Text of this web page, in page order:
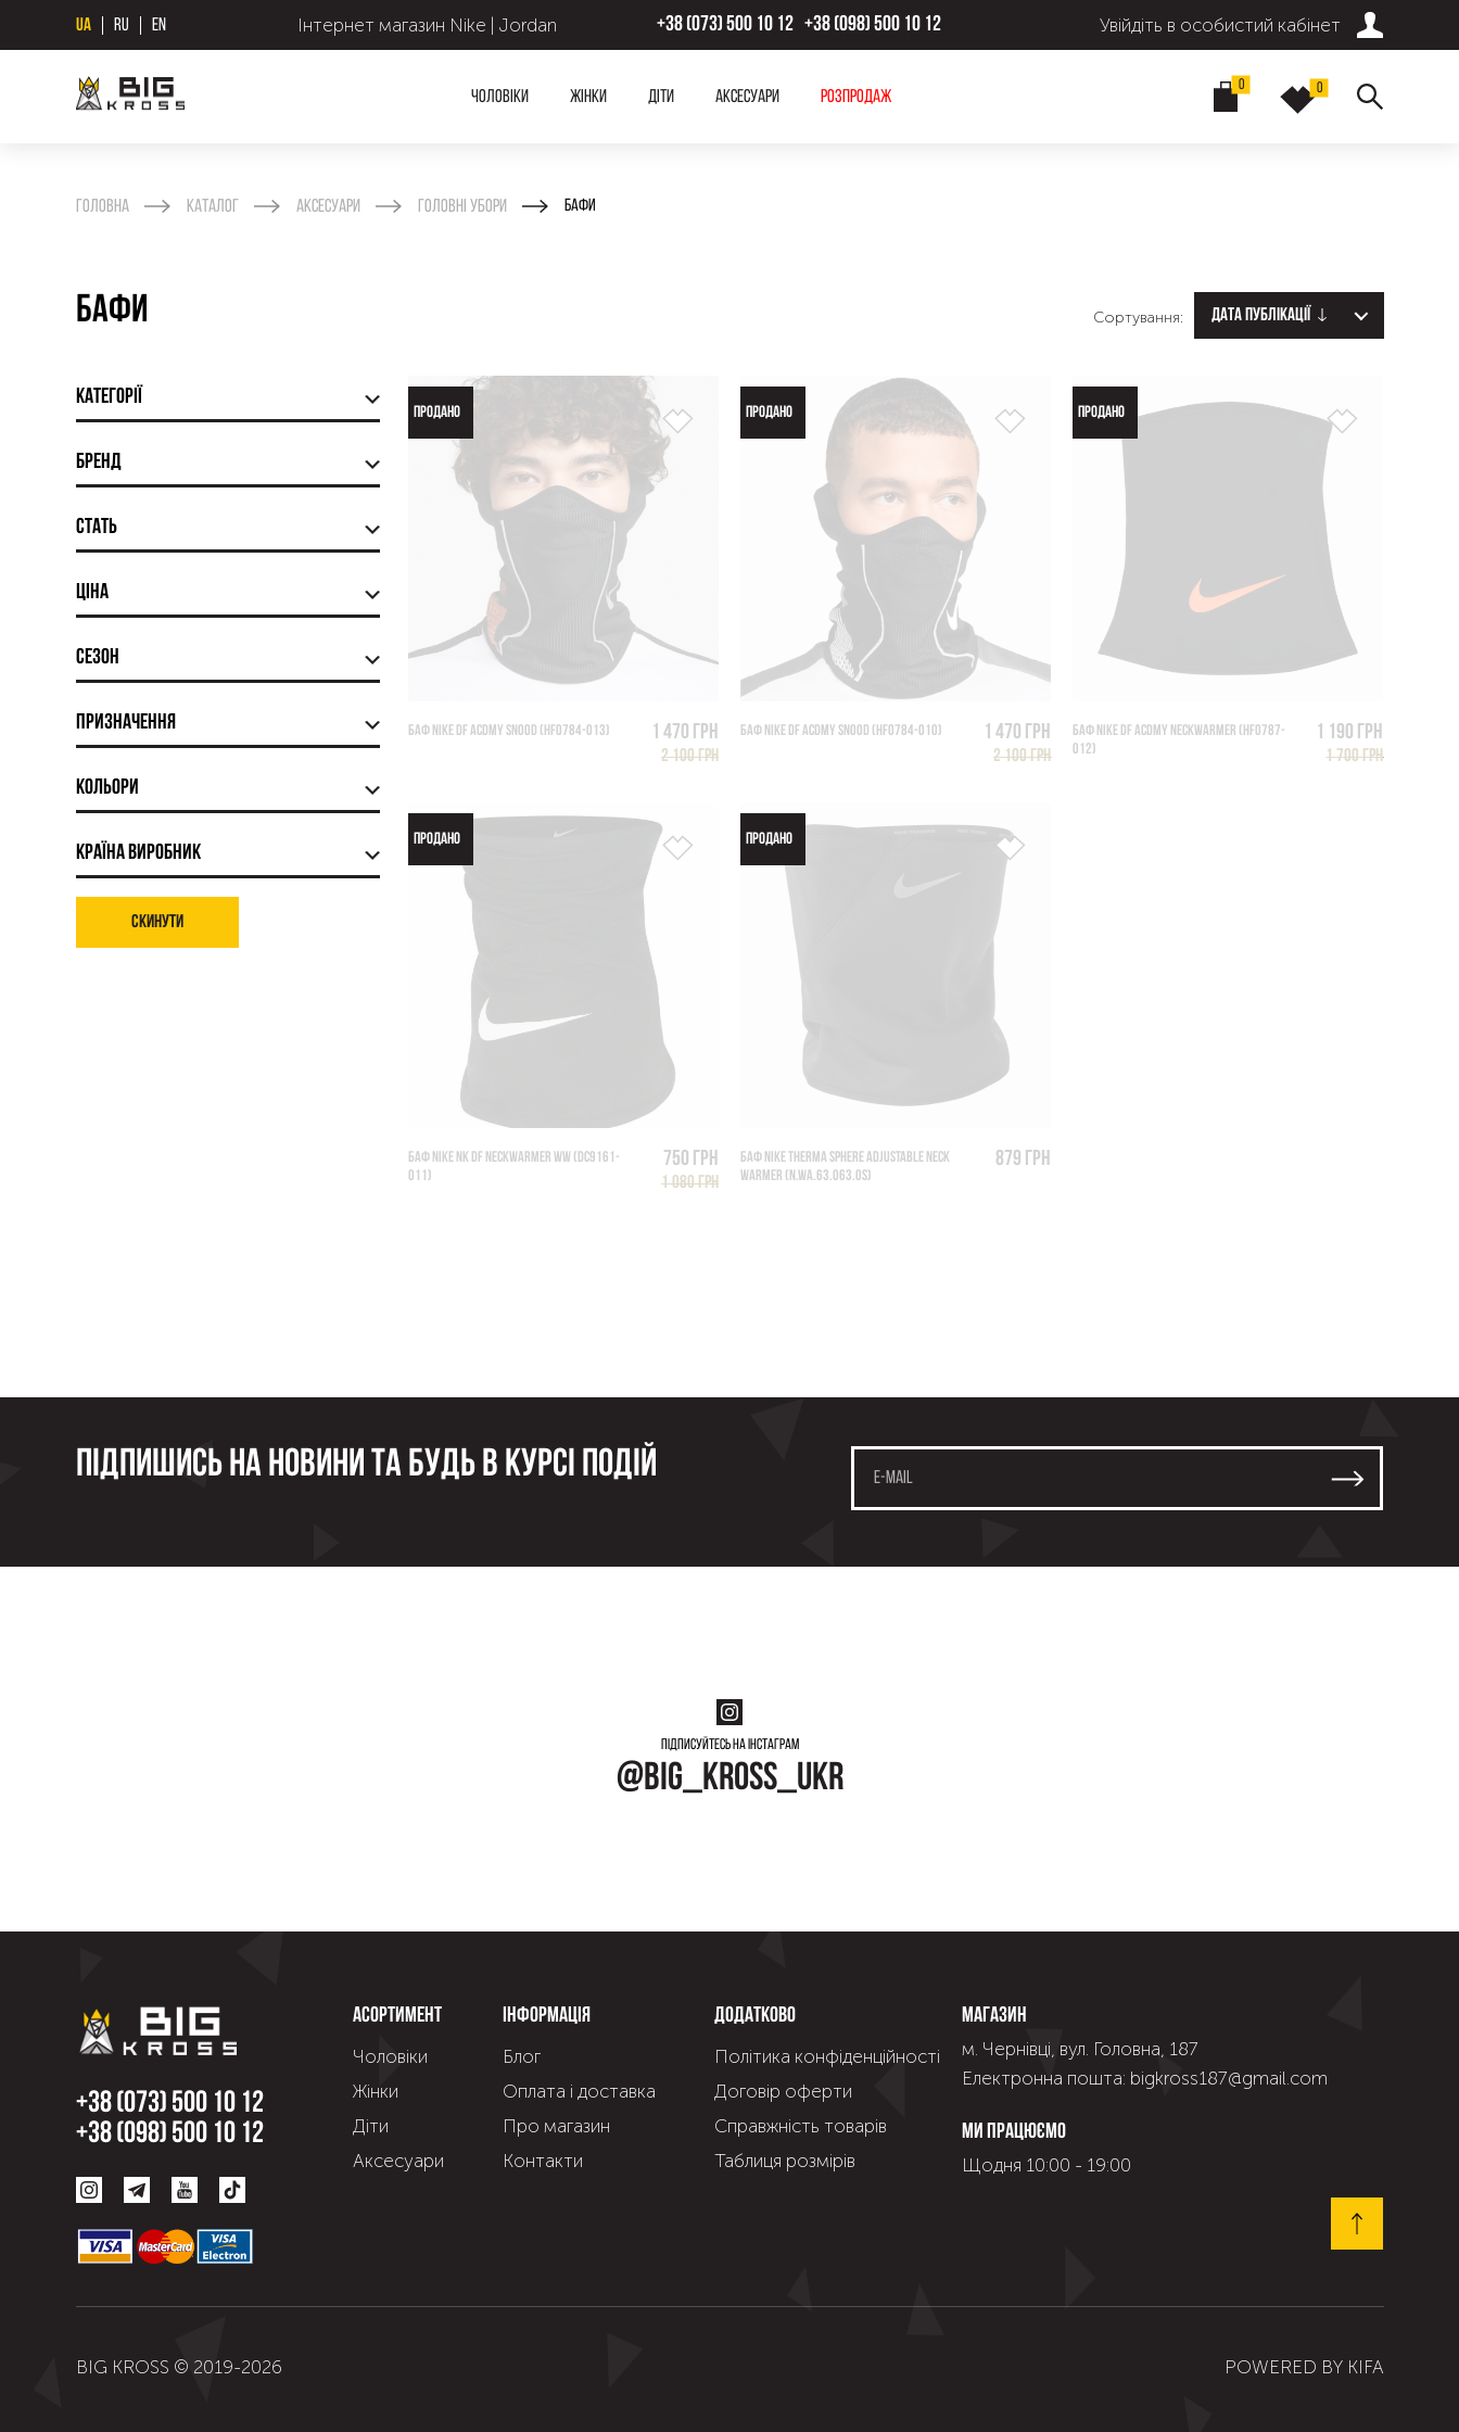
UA RU EN Інтернет магазин Nike | Jordan +38 (073) 500 10 12 +38 (098) 500 10 12 Увійдіть в особистий кабінет
Чоловіки Жінки Діти Аксесуари Розпродаж
0 0
Головна Каталог Аксесуари Головні убори Бафи
Бафи Сортування: Дата публікації
Категорії
Бренд
Стать
Ціна
Сезон
Призначення
Кольори
Країна виробник
Скинути
ПРОДАНО
БАФ NIKE DF ACDMY SNOOD (HF0784-013) 1 470 грн
2 100 грн
ПРОДАНО
БАФ NIKE DF ACDMY SNOOD (HF0784-010) 1 470 грн
2 100 грн
ПРОДАНО
БАФ NIKE DF ACDMY NECKWARMER (HF0787-
012)
1 190 грн
1 700 грн
ПРОДАНО
БАФ NIKE NK DF NECKWARMER WW (DC9161-
011)
750 грн
1 080 грн
ПРОДАНО
БАФ NIKE THERMA SPHERE ADJUSTABLE NECK
WARMER (N.WA.63.063.OS)
879 грн
Підпишись на новини та будь в курсі подій
Підписуйтесь на інстаграм
@big_kross_ukr
+38 (073) 500 10 12
+38 (098) 500 10 12
Асортимент
Чоловіки
Жінки
Діти
Аксесуари
Інформація
Блог
Оплата і доставка
Про магазин
Контакти
Додатково
Політика конфіденційності
Договір оферти
Справжнiсть товарiв
Таблиця розмірів
Магазин
м. Чернівці, вул. Головна, 187
Електронна пошта: bigkross187@gmail.com
Ми працюємо
Щодня 10:00 - 19:00
BIG KROSS © 2019-2026 POWERED BY KIFA